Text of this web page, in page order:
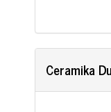
Ceramika